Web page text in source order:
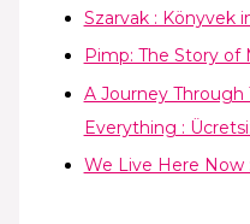
Szarvak : Könyvek
Pimp: The Story of
A Journey
Everything :
We Live Here Now